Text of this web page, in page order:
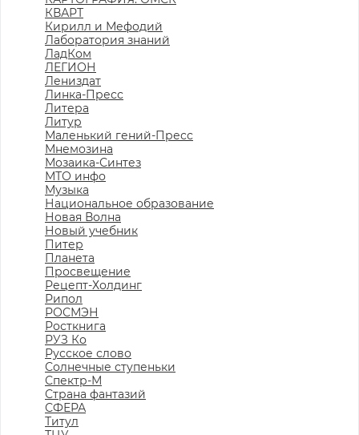
КВАРТ
Кирилл и Мефодий
Лаборатория знаний
ЛадКом
ЛЕГИОН
Лениздат
Линка-Пресс
Литера
Литур
Маленький гений-Пресс
Мнемозина
Мозаика-Синтез
МТО инфо
Музыка
Национальное образование
Новая Волна
Новый учебник
Питер
Планета
Просвещение
Рецепт-Холдинг
Рипол
РОСМЭН
Росткнига
РУЗ Ко
Русское слово
Солнечные ступеньки
Спектр-М
Страна фантазий
СФЕРА
Титул